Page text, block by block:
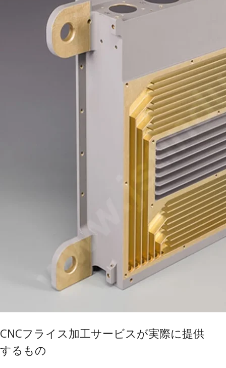
CNCフライス加工サービスが実際に提供
するもの